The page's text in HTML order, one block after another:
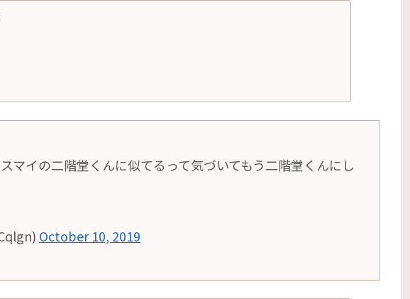
マイの二階堂くんに似てるって気づいてもう二階堂くんにし
October 10, 2019